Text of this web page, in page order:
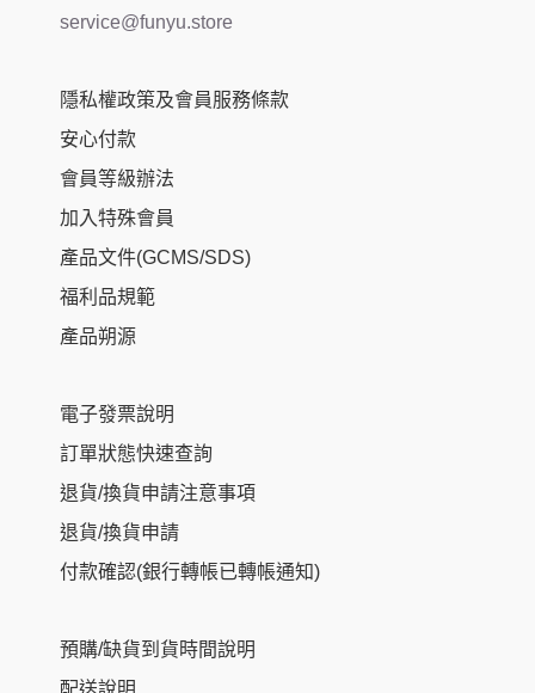
service@funyu.store
隱私權政策及會員服務條款
安心付款
會員等級辦法
加入特殊會員
產品文件(GCMS/SDS)
福利品規範
產品朔源
電子發票說明
訂單狀態快速查詢
退貨/換貨申請注意事項
退貨/換貨申請
付款確認(銀行轉帳已轉帳通知)
預購/缺貨到貨時間說明
配送說明